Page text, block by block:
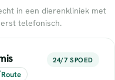
in een dierenkliniek met
telefonisch.
24/7 SPOED
Route